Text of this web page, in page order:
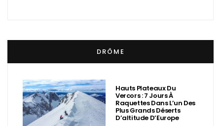
DRÔME
Hauts Plateaux Du
Vercors : 7 Jours À
Raquettes Dans L’un Des
Plus Grands Déserts
D’altitude D’Europe